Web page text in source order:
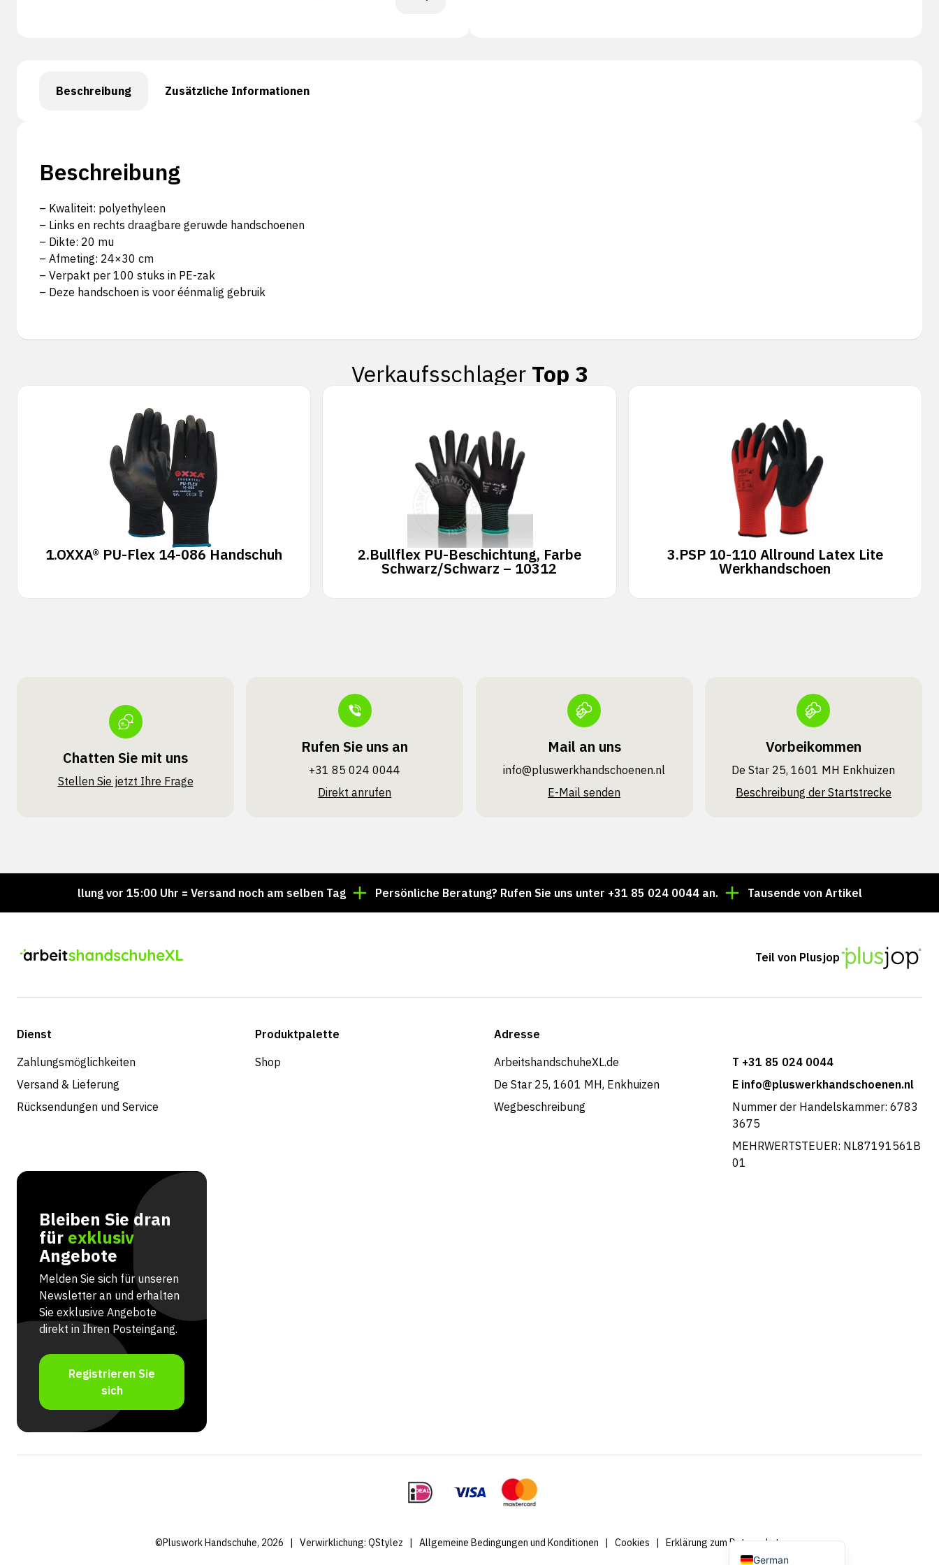
Beschreibung Zusätzliche Informationen
Beschreibung
– Kwaliteit: polyethyleen
– Links en rechts draagbare geruwde handschoenen
– Dikte: 20 mu
– Afmeting: 24×30 cm
– Verpakt per 100 stuks in PE-zak
– Deze handschoen is voor éénmalig gebruik
Verkaufsschlager Top 3
1.OXXA® PU-Flex 14-086 Handschuh 2.Bullflex PU-Beschichtung, Farbe
Schwarz/Schwarz – 10312
3.PSP 10-110 Allround Latex Lite
Werkhandschoen
Chatten Sie mit uns
Stellen Sie jetzt Ihre Frage
Rufen Sie uns an
+31 85 024 0044
Direkt anrufen
Mail an uns
info@pluswerk­handschoenen.nl
E-Mail senden
Vorbeikommen
De Star 25, 1601 MH Enkhuizen
Beschreibung der Startstrecke
Bestellung vor 15:00 Uhr = Versand noch am selben Tag Persönliche Beratung? Rufen Sie uns unter +31 85 024 0044 an. Tausende von Artikeln immer auf Lager!
Teil von Plusjop
Dienst
Zahlungsmöglichkeiten
Versand & Lieferung
Rücksendungen und Service
Produktpalette
Shop
Adresse
ArbeitshandschuheXL.de
De Star 25, 1601 MH, Enkhuizen
Wegbeschreibung
T +31 85 024 0044
E info@pluswerkhandschoenen.nl
Nummer der Handelskammer: 6783
3675
MEHRWERTSTEUER: NL87191561B
01
Bleiben Sie dran
für exklusiv
Angebote
Melden Sie sich für unseren
Newsletter an und erhalten
Sie exklusive Angebote
direkt in Ihren Posteingang.
Registrieren Sie
sich
©Pluswork Handschuhe, 2026 | Verwirklichung: QStylez | Allgemeine Bedingungen und Konditionen | Cookies | Erklärung zum Datenschutz
German
Dutch